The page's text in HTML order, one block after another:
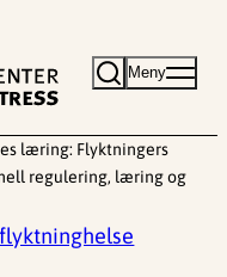
Meny
læring: Flyktningers
regulering, læring og